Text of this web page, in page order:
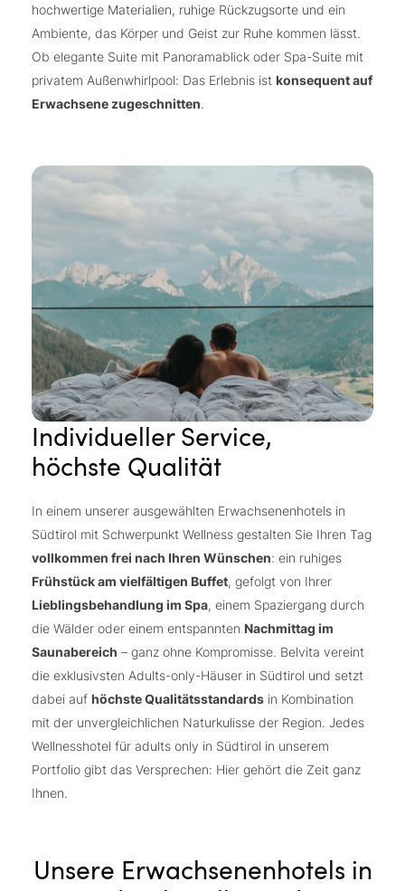
hochwertige Materialien, ruhige Rückzugsorte und ein
Ambiente, das Körper und Geist zur Ruhe kommen lässt.
Ob elegante Suite mit Panoramablick oder Spa-Suite mit
privatem Außenwhirlpool: Das Erlebnis ist konsequent auf
Erwachsene zugeschnitten.
Individueller Service,
höchste Qualität
In einem unserer ausgewählten Erwachsenenhotels in
Südtirol mit Schwerpunkt Wellness gestalten Sie Ihren Tag
vollkommen frei nach Ihren Wünschen: ein ruhiges
Frühstück am vielfältigen Buffet, gefolgt von Ihrer
Lieblingsbehandlung im Spa, einem Spaziergang durch
die Wälder oder einem entspannten Nachmittag im
Saunabereich – ganz ohne Kompromisse. Belvita vereint
die exklusivsten Adults-only-Häuser in Südtirol und setzt
dabei auf höchste Qualitätsstandards in Kombination
mit der unvergleichlichen Naturkulisse der Region. Jedes
Wellnesshotel für adults only in Südtirol in unserem
Portfolio gibt das Versprechen: Hier gehört die Zeit ganz
Ihnen.
Unsere Erwachsenenhotels in